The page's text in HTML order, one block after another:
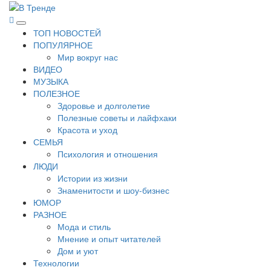
Перейти
содержимому
В Тренде
Самые свежие новости интернета
Основное
меню
ТОП НОВОСТЕЙ
ПОПУЛЯРНОЕ
Мир вокруг нас
ВИДЕО
МУЗЫКА
ПОЛЕЗНОЕ
Здоровье и долголетие
Полезные советы и лайфхаки
Красота и уход
СЕМЬЯ
Психология и отношения
ЛЮДИ
Истории из жизни
Знаменитости и шоу-бизнес
ЮМОР
РАЗНОЕ
Мода и стиль
Мнение и опыт читателей
Дом и уют
Технологии